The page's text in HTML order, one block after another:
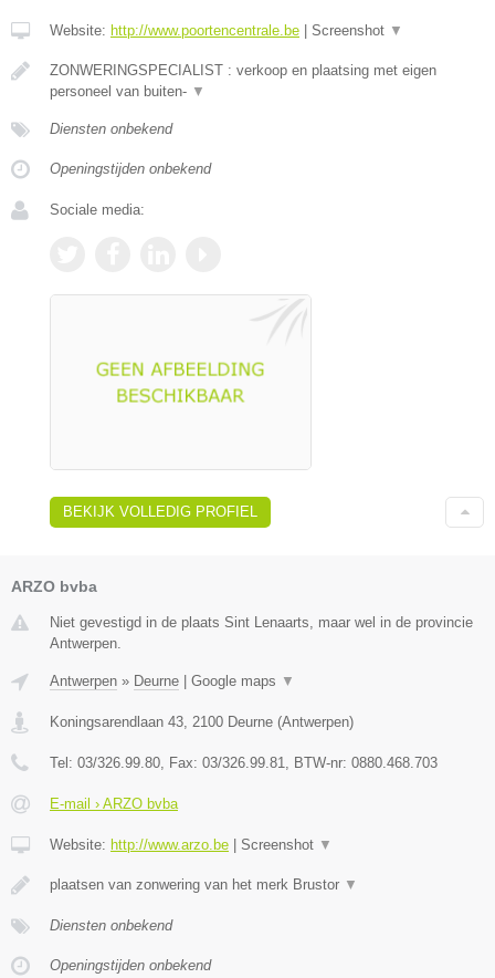
Website: http://www.poortencentrale.be Screenshot ▼
ZONWERINGSPECIALIST : verkoop en plaatsing met eigen
personeel van buiten- ▼
Diensten onbekend
Openingstijden onbekend
Sociale media:
BEKIJK VOLLEDIG PROFIEL
ARZO bvba
Niet gevestigd in de plaats Sint Lenaarts, maar wel in de provincie
Antwerpen.
Antwerpen » Deurne Google maps ▼
Koningsarendlaan 43 2100 Deurne (Antwerpen)
Tel: 03/326.99.80 , Fax: 03/326.99.81 , BTW-nr: 0880.468.703
E-mail › ARZO bvba
Website: http://www.arzo.be Screenshot ▼
plaatsen van zonwering van het merk Brustor ▼
Diensten onbekend
Openingstijden onbekend